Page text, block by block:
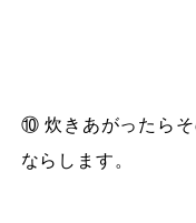
⑩ 炊きあがったらそ
ならします。